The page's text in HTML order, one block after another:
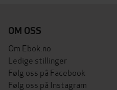
OM OSS
Om Ebok.no
Ledige stillinger
Følg oss på Facebook
Følg oss på Instagram